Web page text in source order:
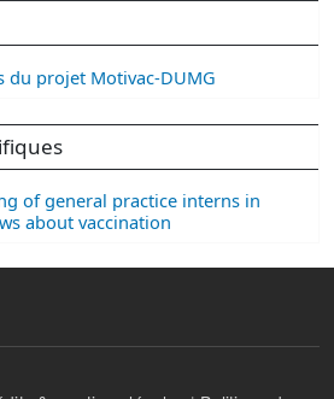
du projet Motivac-DUMG
of general practice interns in
about vaccination